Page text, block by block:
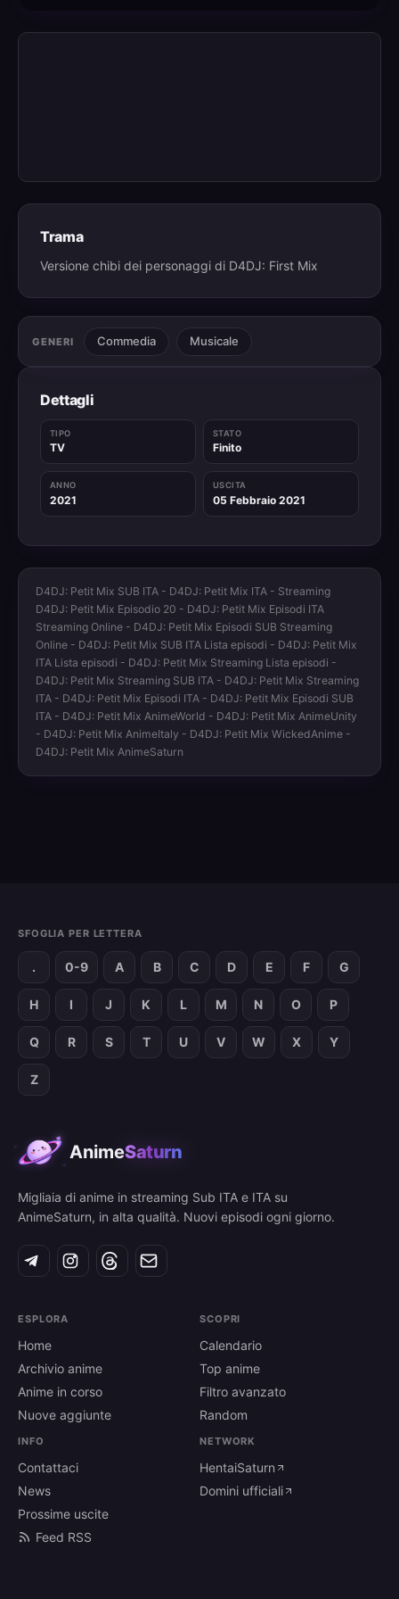
Trama
Versione chibi dei personaggi di D4DJ: First Mix
GENERI Commedia Musicale
Dettagli
TIPO
TV
STATO
Finito
ANNO
2021
USCITA
05 Febbraio 2021
D4DJ: Petit Mix SUB ITA - D4DJ: Petit Mix ITA - Streaming
D4DJ: Petit Mix Episodio 20 - D4DJ: Petit Mix Episodi ITA
Streaming Online - D4DJ: Petit Mix Episodi SUB Streaming
Online - D4DJ: Petit Mix SUB ITA Lista episodi - D4DJ: Petit Mix
ITA Lista episodi - D4DJ: Petit Mix Streaming Lista episodi -
D4DJ: Petit Mix Streaming SUB ITA - D4DJ: Petit Mix Streaming
ITA - D4DJ: Petit Mix Episodi ITA - D4DJ: Petit Mix Episodi SUB
ITA - D4DJ: Petit Mix AnimeWorld - D4DJ: Petit Mix AnimeUnity
- D4DJ: Petit Mix AnimeItaly - D4DJ: Petit Mix WickedAnime -
D4DJ: Petit Mix AnimeSaturn
SFOGLIA PER LETTERA
. 0-9 A B C D E F G
H I J K L M N O P
Q R S T U V W X Y
Z
AnimeSaturn
Migliaia di anime in streaming Sub ITA e ITA su
AnimeSaturn, in alta qualità. Nuovi episodi ogni giorno.
ESPLORA
Home
Archivio anime
Anime in corso
Nuove aggiunte
SCOPRI
Calendario
Top anime
Filtro avanzato
Random
INFO
Contattaci
News
Prossime uscite
Feed RSS
NETWORK
HentaiSaturn
Domini ufficiali